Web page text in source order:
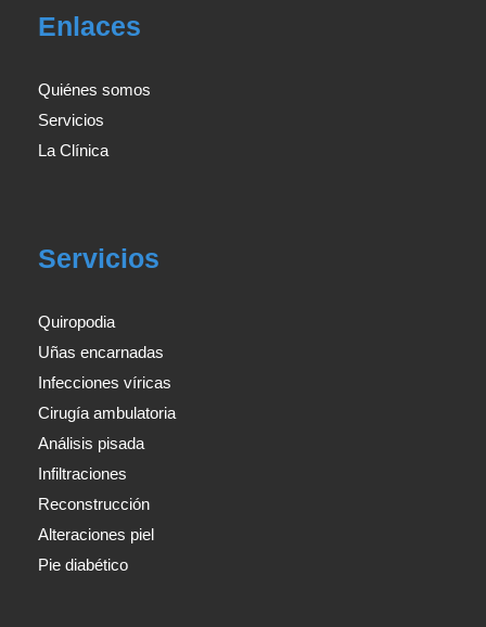
Enlaces
Quiénes somos
Servicios
La Clínica
Servicios
Quiropodia
Uñas encarnadas
Infecciones víricas
Cirugía ambulatoria
Análisis pisada
Infiltraciones
Reconstrucción
Alteraciones piel
Pie diabético